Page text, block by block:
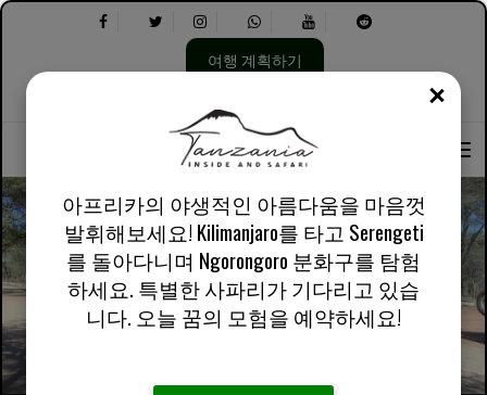
여행 계획하기
을
하
세
요.
이용 약관 - Tanzania Inside and Safari
아프리카의 야생적인 아름다움을 마음껏
발휘해보세요! Kilimanjaro를 타고 Serengeti
를 돌아다니며 Ngorongoro 분화구를 탐험
하세요. 특별한 사파리가 기다리고 있습
니다. 오늘 꿈의 모험을 예약하세요!
닫기